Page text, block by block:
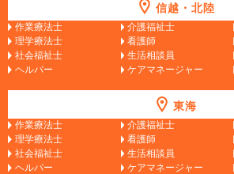
信越・北陸
作業療法士 介護福祉士
理学療法士
看護師
社会福祉士
生活相談員
ヘルパー
ケアマネージャー
東海
作業療法士 介護福祉士
理学療法士
看護師
社会福祉士
生活相談員
ヘルパー
ケアマネージャー